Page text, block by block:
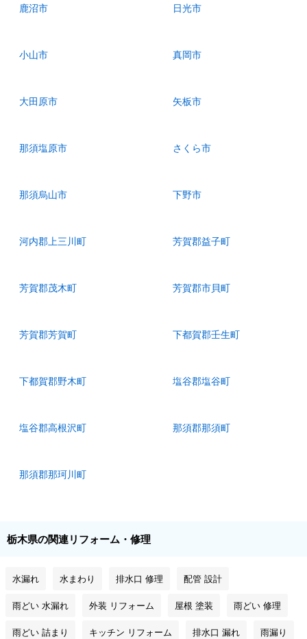
鹿沼市 日光市
小山市 真岡市
大田原市 矢板市
那須塩原市 さくら市
那須烏山市 下野市
河内郡上三川町 芳賀郡益子町
芳賀郡茂木町 芳賀郡市貝町
芳賀郡芳賀町 下都賀郡壬生町
下都賀郡野木町 塩谷郡塩谷町
塩谷郡高根沢町 那須郡那須町
那須郡那珂川町
栃木県の関連リフォーム・修理
水漏れ 水まわり 排水口 修理 配管 設計
雨どい 水漏れ 外装 リフォーム 屋根 塗装 雨どい 修理
雨どい 詰まり キッチン リフォーム 排水口 漏れ 雨漏り